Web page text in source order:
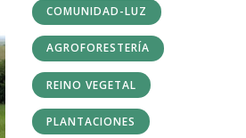
COMUNIDAD-LUZ
AGROFORESTERÍA
REINO VEGETAL
PLANTACIONES